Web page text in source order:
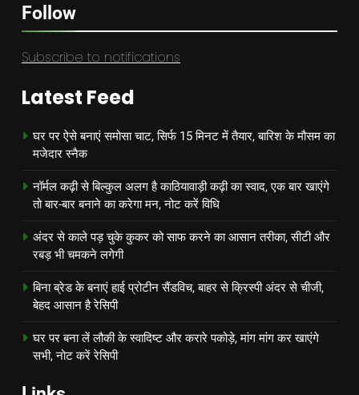
Follow
Subscribe to notifications
Latest Feed
घर पर ऐसे बनाएं समोसा चाट, सिर्फ 15 मिनट में तैयार, बारिश के मौसम का
मजेदार स्नैक
नॉर्मल कढ़ी से बिल्कुल अलग है काठियावाड़ी कढ़ी का स्वाद, एक बार खाएंगे
तो बार-बार बनाने का करेगा मन, नोट करें विधि
अंदर से काले पड़ चुके कुकर को साफ करने का आसान तरीका, सीटी और
रबड़ भी चमकने लगेगी
बिना ब्रेड के बनाएं हाई प्रोटीन सैंडविच, बाहर से क्रिस्पी अंदर से चीजी,
बेहद आसान है रेसिपी
घर पर बना लें लौकी के स्वादिष्ट और करारे पकोड़े, मांग मांग कर खाएंगे
सभी, नोट करें रेसिपी